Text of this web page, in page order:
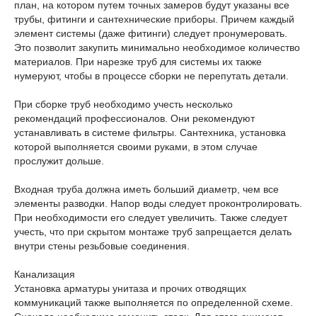
план, на котором путем точных замеров будут указаны все
трубы, фитинги и сантехнические приборы. Причем каждый
элемент системы (даже фитинги) следует пронумеровать.
Это позволит закупить минимально необходимое количество
материалов. При нарезке труб для системы их также
нумеруют, чтобы в процессе сборки не перепутать детали.
При сборке труб необходимо учесть несколько
рекомендаций профессионалов. Они рекомендуют
устанавливать в системе фильтры. Сантехника, установка
которой выполняется своими руками, в этом случае
прослужит дольше.
Входная труба должна иметь больший диаметр, чем все
элементы разводки. Напор воды следует проконтролировать.
При необходимости его следует увеличить. Также следует
учесть, что при скрытом монтаже труб запрещается делать
внутри стены резьбовые соединения.
Канализация
Установка арматуры унитаза и прочих отводящих
коммуникаций также выполняется по определенной схеме.